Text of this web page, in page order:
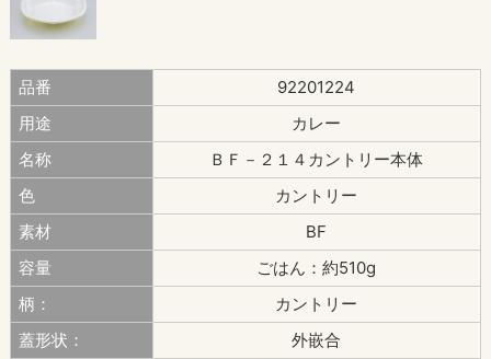
品番
92201224
用途
カレー
名称
ＢＦ－２１４カントリー本体
色
カントリー
素材
BF
容量
ごはん：約510g
柄：
カントリー
蓋形状：
外嵌合